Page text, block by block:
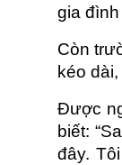
gia
Còn
kéo
Được
biết:
đây.